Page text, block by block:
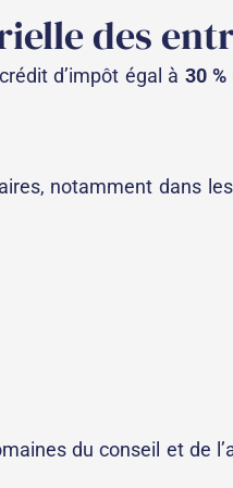
des
d’impôt égal à 30
notamment dans
du conseil et de